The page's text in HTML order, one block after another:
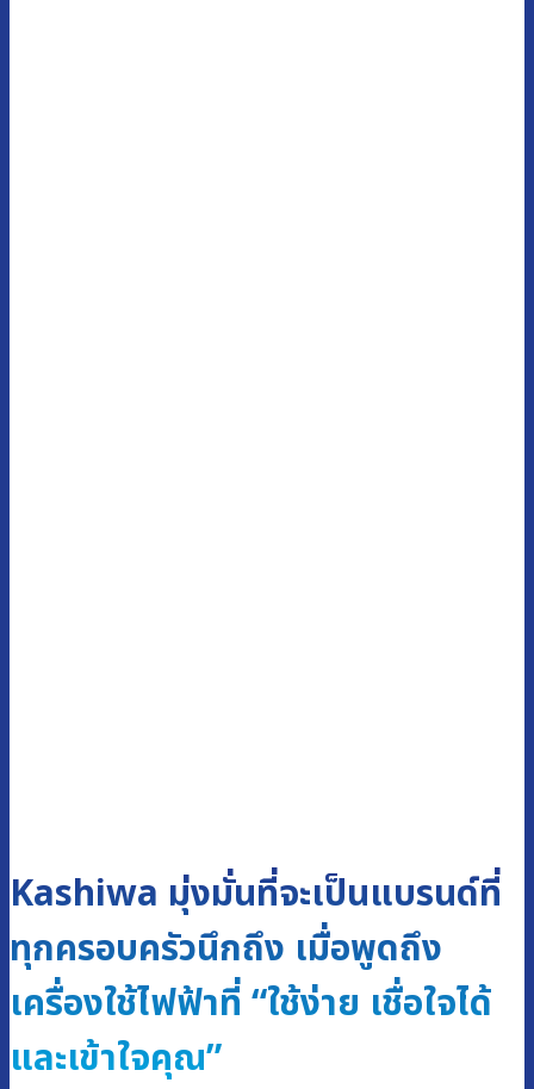
Kashiwa มุ่งมั่นที่จะเป็นแบรนด์ที่
ทุกครอบครัวนึกถึง เมื่อพูดถึง
เครื่องใช้ไฟฟ้าที่ “ใช้ง่าย เชื่อใจได้
และเข้าใจคุณ”